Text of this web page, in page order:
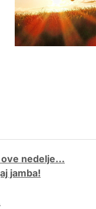
ove nedelje…
jamba!